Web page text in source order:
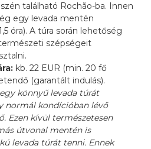
található Rochão-ba. Innen
egy levada mentén
óra). A túra során lehetőség
szépségeit
kb. 22 EUR (min. 20 fő
(garantált indulás).
könnyű levada túrát
normál kondícióban lévő
Ezen kívül természetesen
útvonal mentén is
levada túrát tenni. Ennek